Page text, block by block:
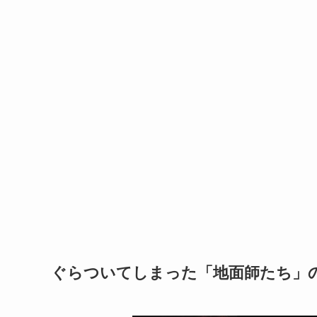
ぐらついてしまった「地面師たち」